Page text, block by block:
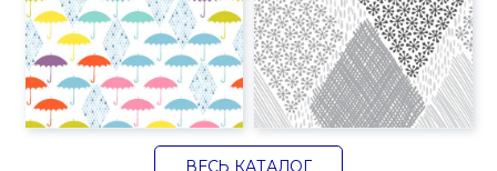
ВЕСЬ КАТАЛОГ